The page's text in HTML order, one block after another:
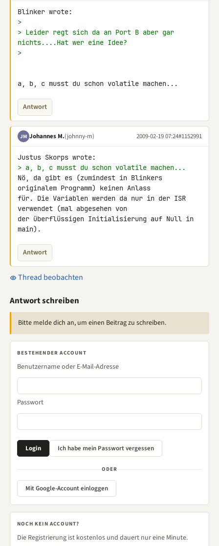
>
> Leider regt sich da an Port B aber gar
nichts....Hat wer eine Idee?
>
a, b, c musst du schon volatile machen...
Antwort
JM Johannes M.(johnny-m) 2009-02-19 07:24#1152991
> a, b, c musst du schon volatile machen...
Nö, da gibt es (zumindest in Blinkers
originalem Programm) keinen Anlass
für. Die Variablen werden da nur in der ISR
verwendet (mal abgesehen von
der überflüssigen Initialisierung auf Null in
main).
Antwort
Thread beobachten
Antwort schreiben
Bitte melde dich an, um einen Beitrag zu schreiben.
BESTEHENDER ACCOUNT
Benutzername oder E-Mail-Adresse
Passwort
ODER
Mit Google-Account einloggen
NOCH KEIN ACCOUNT?
Die Registrierung ist kostenlos und dauert nur eine Minute.